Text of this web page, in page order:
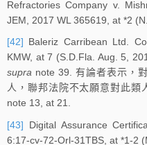
Refractories Company v.
JEM, 2017 WL 365619, at *2
[42] Baleriz Carribean Ltd.
KMW, at 7 (S.D.Fla. Aug. 5,
supra note 39. 有論者表示，
人，聯邦法院不太願意對此類
note 13, at 21.
[43] Digital Assurance
6:17-cv-72-Orl-31TBS, at *1-2